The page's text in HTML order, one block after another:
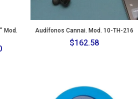
Mod.
Price
Audífonos Cannai. Mod. 10-TH-216
$162.58